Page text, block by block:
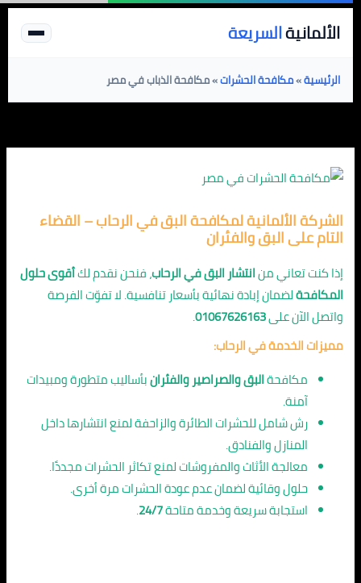
تخطي
الألمانيةالسريعة
الرئيسية»مكافحة الحشرات»مكافحة الذباب في مصر
الشركة الألمانية لمكافحة البق في الرحاب – القضاء
التام على البق والفئران
إذا كنت تعاني منانتشار البق في الرحاب، فنحن نقدم لكأقوى حلول
المكافحةلضمان إبادة نهائية بأسعار تنافسية. لا تفوّت الفرصة
واتصل الآن على01067626163
.
مميزات الخدمة في الرحاب:
مكافحةالبق والصراصير والفئرانبأساليب متطورة ومبيدات
آمنة.
رش شامل للحشرات الطائرة والزاحفة لمنع انتشارها داخل
المنازل والفنادق.
معالجة الأثاث والمفروشات لمنع تكاثر الحشرات مجددًا.
حلول وقائية لضمان عدم عودة الحشرات مرة أخرى.
استجابة سريعة وخدمة متاحة24/7
.